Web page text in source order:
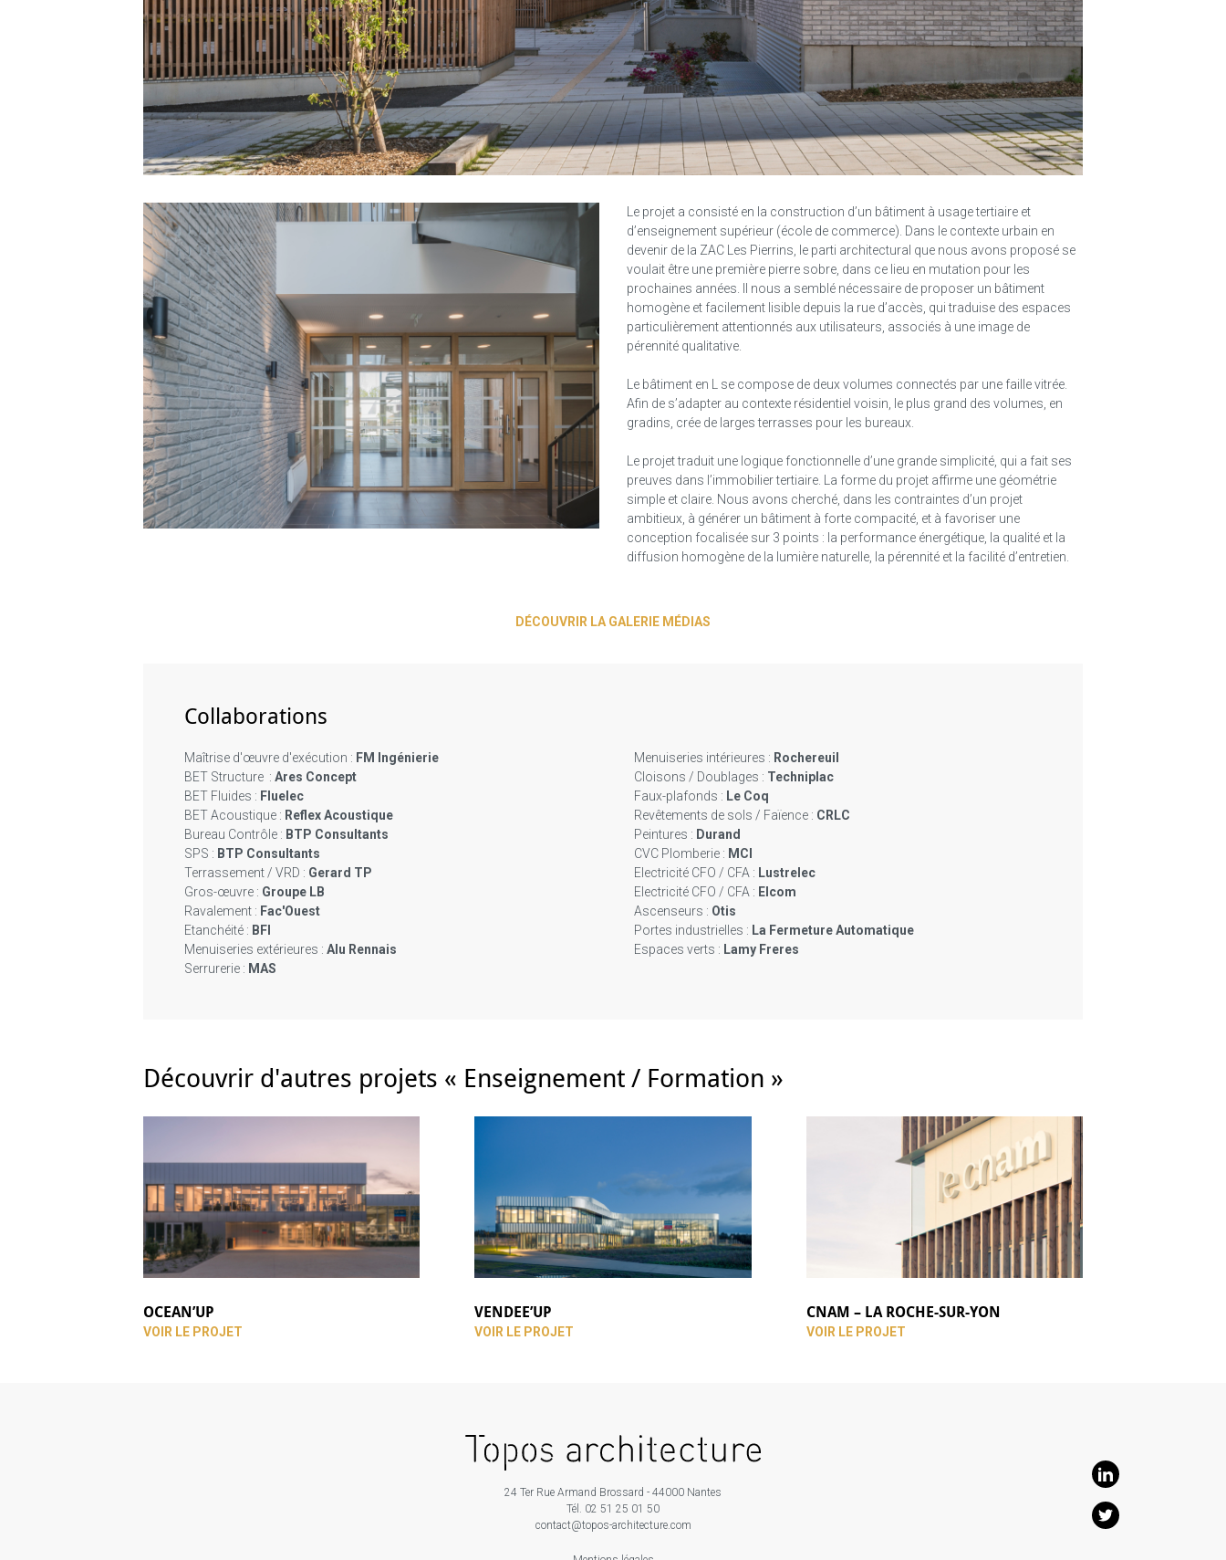
Le projet a consisté en la construction d’un bâtiment à usage tertiaire et
d’enseignement supérieur (école de commerce). Dans le contexte urbain en
devenir de la ZAC Les Pierrins, le parti architectural que nous avons proposé se
voulait être une première pierre sobre, dans ce lieu en mutation pour les
prochaines années. Il nous a semblé nécessaire de proposer un bâtiment
homogène et facilement lisible depuis la rue d’accès, qui traduise des espaces
particulièrement attentionnés aux utilisateurs, associés à une image de
pérennité qualitative.
Le bâtiment en L se compose de deux volumes connectés par une faille vitrée.
Afin de s’adapter au contexte résidentiel voisin, le plus grand des volumes, en
gradins, crée de larges terrasses pour les bureaux.
Le projet traduit une logique fonctionnelle d’une grande simplicité, qui a fait ses
preuves dans l’immobilier tertiaire. La forme du projet affirme une géométrie
simple et claire. Nous avons cherché, dans les contraintes d’un projet
ambitieux, à générer un bâtiment à forte compacité, et à favoriser une
conception focalisée sur 3 points : la performance énergétique, la qualité et la
diffusion homogène de la lumière naturelle, la pérennité et la facilité d’entretien.
DÉCOUVRIR LA GALERIE MÉDIAS
Collaborations
Maîtrise d'œuvre d'exécution : FM Ingénierie
BET Structure : Ares Concept
BET Fluides : Fluelec
BET Acoustique : Reflex Acoustique
Bureau Contrôle : BTP Consultants
SPS : BTP Consultants
Terrassement / VRD : Gerard TP
Gros-œuvre : Groupe LB
Ravalement : Fac'Ouest
Etanchéité : BFI
Menuiseries extérieures : Alu Rennais
Serrurerie : MAS
Menuiseries intérieures : Rochereuil
Cloisons / Doublages : Techniplac
Faux-plafonds : Le Coq
Revêtements de sols / Faïence : CRLC
Peintures : Durand
CVC Plomberie : MCI
Electricité CFO / CFA : Lustrelec
Electricité CFO / CFA : Elcom
Ascenseurs : Otis
Portes industrielles : La Fermeture Automatique
Espaces verts : Lamy Freres
Découvrir d'autres projets « Enseignement / Formation »
OCEAN’UP
VOIR LE PROJET
VENDEE’UP
VOIR LE PROJET
CNAM – LA ROCHE-SUR-YON
VOIR LE PROJET
24 Ter Rue Armand Brossard - 44000 Nantes
Tél. 02 51 25 01 50
contact@topos-architecture.com